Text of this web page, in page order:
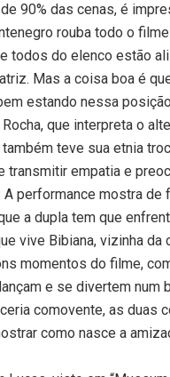
90% das cenas, é
rouba todo o
todos do elenco estão
Mas a coisa boa é
estando nessa
que interpreta o
teve sua etnia
transmitir empatia e
performance mostra de
a dupla tem que
vive Bibiana, vizinha da
momentos do filme,
e se divertem num
comovente, as duas
como nasce a